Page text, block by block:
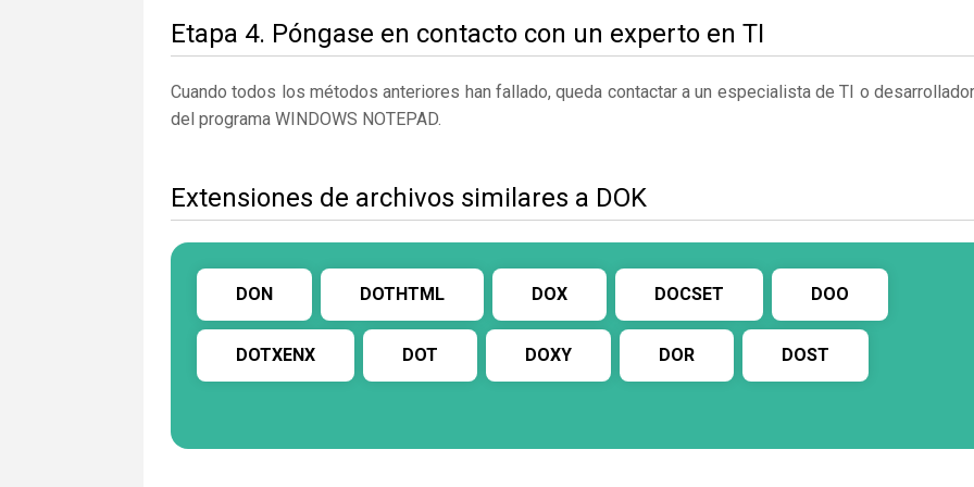
Etapa 4. Póngase en contacto con un experto en TI
Cuando todos los métodos anteriores han fallado, queda contactar a un especialista de TI o
del programa WINDOWS NOTEPAD.
Extensiones de archivos similares a DOK
DON DOTHTML DOX DOCSET DOO
DOTXENX DOT DOXY DOR DOST